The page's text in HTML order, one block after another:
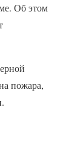
Об этом
пожара,